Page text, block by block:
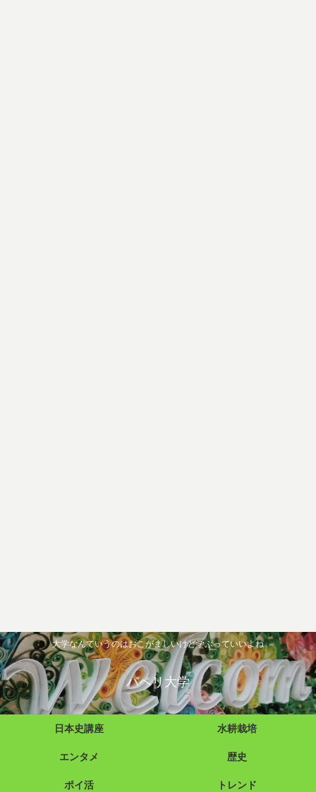
大学なんていうのはおこがましいけど学ぶっていいよね
パペリ大学
日本史講座 水耕栽培
エンタメ 歴史
ポイ活 トレンド